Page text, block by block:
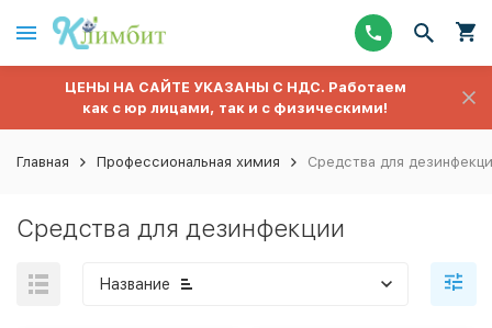
ЦЕНЫ НА САЙТЕ УКАЗАНЫ С НДС. Работаем
как с юр лицами, так и с физическими!
Главная Профессиональная химия Средства для
Средства для дезинфекции
Название